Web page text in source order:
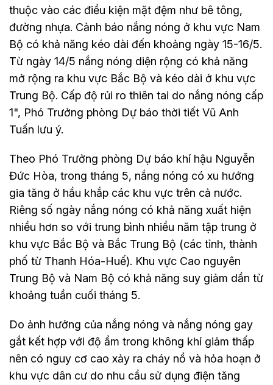
thuộc vào các điều kiện mặt đệm như bê tông,
đường nhựa. Cảnh báo nắng nóng ở khu vực Nam
Bộ có khả năng kéo dài đến khoảng ngày 15-16/5.
Từ ngày 14/5 nắng nóng diện rộng có khả năng
mở rộng ra khu vực Bắc Bộ và kéo dài ở khu vực
Trung Bộ. Cấp độ rủi ro thiên tai do nắng nóng cấp
1", Phó Trưởng phòng Dự báo thời tiết Vũ Anh
Tuấn lưu ý.
Theo Phó Trưởng phòng Dự báo khí hậu Nguyễn
Đức Hòa, trong tháng 5, nắng nóng có xu hướng
gia tăng ở hầu khắp các khu vực trên cả nước.
Riêng số ngày nắng nóng có khả năng xuất hiện
nhiều hơn so với trung bình nhiều năm tập trung ở
khu vực Bắc Bộ và Bắc Trung Bộ (các tỉnh, thành
phố từ Thanh Hóa-Huế). Khu vực Cao nguyên
Trung Bộ và Nam Bộ có khả năng suy giảm dần từ
khoảng tuần cuối tháng 5.
Do ảnh hưởng của nắng nóng và nắng nóng gay
gắt kết hợp với độ ẩm trong không khí giảm thấp
nên có nguy cơ cao xảy ra cháy nổ và hỏa hoạn ở
khu vực dân cư do nhu cầu sử dụng điện tăng